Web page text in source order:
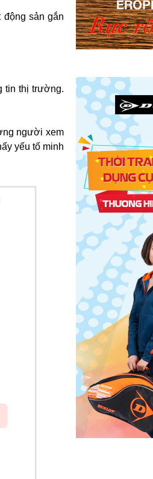
sản gắn
tin thị trường.
người xem
yếu tố minh